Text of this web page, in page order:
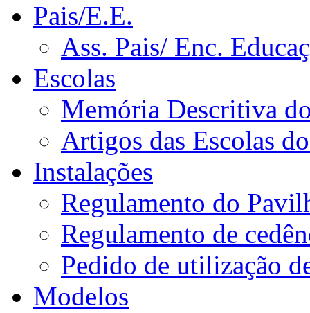
Pais/E.E.
Ass. Pais/ Enc.
Escolas
Memória Descritiva
Artigos das Escolas
Instalações
Regulamento do
Regulamento de
Pedido de utilização
Modelos